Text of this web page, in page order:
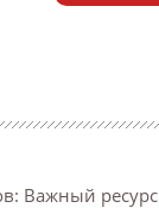
Важный ресурс